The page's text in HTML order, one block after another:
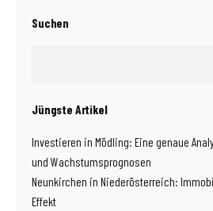
Suchen
Jüngste Artikel
Investieren in Mödling: Eine genaue
und Wachstumsprognosen
Neunkirchen in Niederösterreich:
Effekt